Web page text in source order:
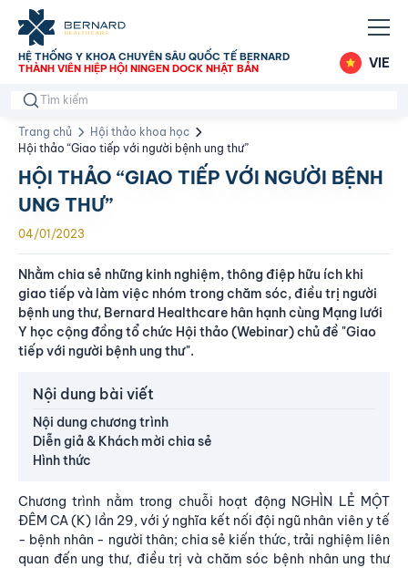
HỆ THỐNG Y KHOA CHUYÊN SÂU QUỐC TẾ BERNARD
THÀNH VIÊN HIỆP HỘI NINGEN DOCK NHẬT BẢN
VIE
Trang chủ
Hội thảo khoa học
Hội thảo “Giao tiếp với người bệnh ung thư”
HỘI THẢO “GIAO TIẾP VỚI NGƯỜI BỆNH
UNG THƯ”
04/01/2023
Nhằm chia sẻ những kinh nghiệm, thông điệp hữu ích khi
giao tiếp và làm việc nhóm trong chăm sóc, điều trị người
bệnh ung thư, Bernard Healthcare hân hạnh cùng Mạng lưới
Y học cộng đồng tổ chức Hội thảo (Webinar) chủ đề "Giao
tiếp với người bệnh ung thư".
Nội dung bài viết
Nội dung chương trình
Diễn giả & Khách mời chia sẻ
Hình thức
Chương trình nằm trong chuỗi hoạt động NGHÌN LẺ MỘT
ĐÊM CA (K) lần 29, với ý nghĩa kết nối đội ngũ nhân viên y tế
- bệnh nhân - người thân; chia sẻ kiến thức, trải nghiệm liên
quan đến ung thư, điều trị và chăm sóc bệnh nhân ung thư